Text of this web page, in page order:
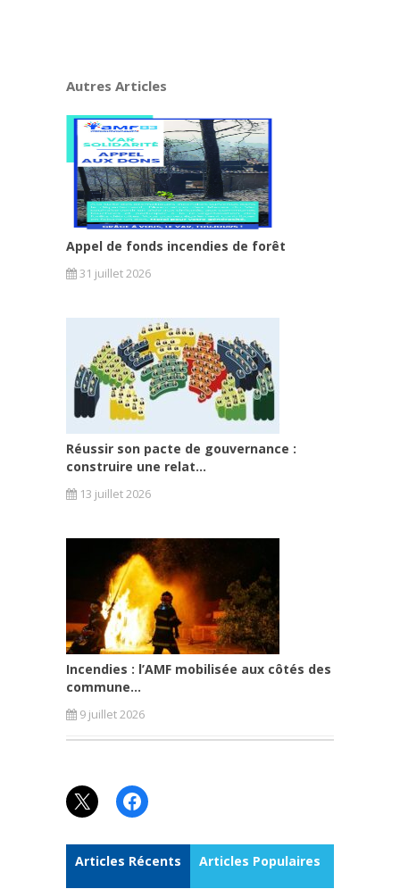
Autres Articles
Appel de fonds incendies de forêt
31 juillet 2026
Réussir son pacte de gouvernance :
construire une relat...
13 juillet 2026
Incendies : l’AMF mobilisée aux côtés des
commune...
9 juillet 2026
X Facebook
Articles Récents Articles Populaires